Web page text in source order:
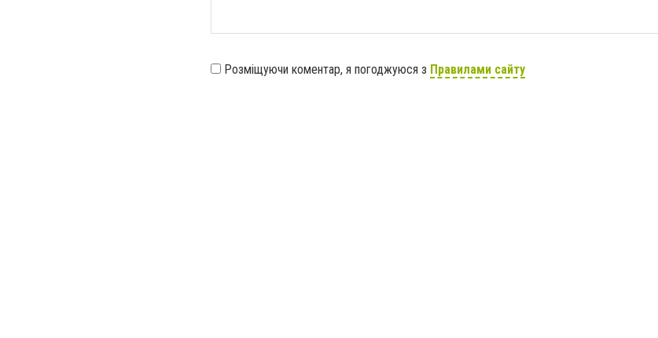
Розміщуючи коментар, я погоджуюся з Правилами сайту